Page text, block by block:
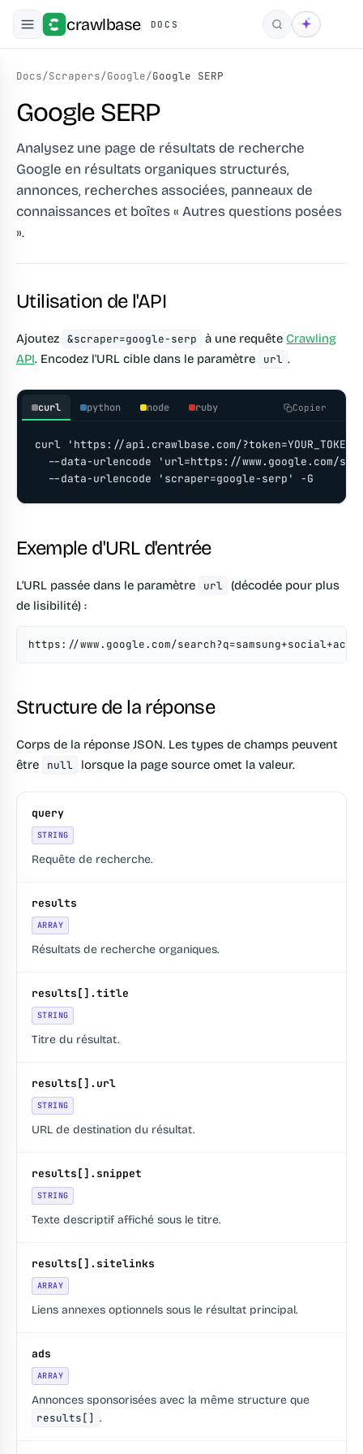
crawlbase DOCS Rechercher
Docs/Scrapers/Google/Google SERP
Google SERP
Analysez une page de résultats de recherche
Google en résultats organiques structurés,
annonces, recherches associées, panneaux de
connaissances et boîtes « Autres questions posées
».
Utilisation de l'API
Ajoutez &scraper=google-serp à une requête Crawling
API. Encodez l'URL cible dans le paramètre url .
curl python node ruby Copier
curl 'https://api.crawlbase.com/
--data-urlencode 'url=https://www.google.com/
  --data-urlencode 'scraper=google-serp' -G
Exemple d'URL d'entrée
L'URL passée dans le paramètre url
(décodée pour plus
de lisibilité) :
https://www.google.com/
Structure de la réponse
Corps de la réponse JSON. Les types de champs peuvent
être
null lorsque la page source omet la valeur.
query
STRING
Requête de recherche.
results
ARRAY
Résultats de recherche organiques.
results[].title
STRING
Titre du résultat.
results[].url
STRING
URL de destination du résultat.
results[].snippet
STRING
Texte descriptif affiché sous le titre.
results[].sitelinks
ARRAY
Liens annexes optionnels sous le résultat principal.
ads
ARRAY
Annonces sponsorisées avec la même structure que
results[] .